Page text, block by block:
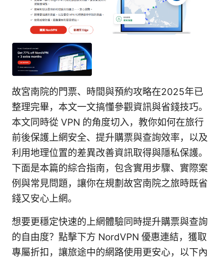
故宮南院的門票、時間與預約攻略在2025年已
整理完畢，本文一文搞懂參觀資訊與省錢技巧。
本文同時從 VPN 的角度切入，教你如何在旅行
前後保護上網安全、提升購票與查詢效率，以及
利用地理位置的差異改善資訊取得與隱私保護。
下面是本篇的綜合指南，包含實用步驟、實際案
例與常見問題，讓你在規劃故宮南院之旅時既省
錢又安心上網。
想要更穩定快速的上網體驗同時提升購票與查詢
的自由度？點擊下方 NordVPN 優惠連結，獲取
專屬折扣，讓旅途中的網路使用更安心，以下內